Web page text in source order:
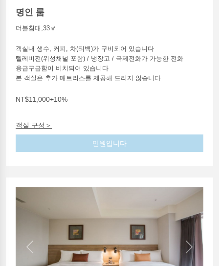
명인 룸
더블침대,33㎡
객실내 생수, 커피, 차(티백)가 구비되어 있습니다
텔레비전(위성채널 포함) / 냉장고 / 국제전화가 가능한 전화
응급구급함이 비치되어 있습니다
본 객실은 추가 매트리스를 제공해 드리지 않습니다
NT$11,000+10%
객실 구성＞
만원입니다
Previous Next